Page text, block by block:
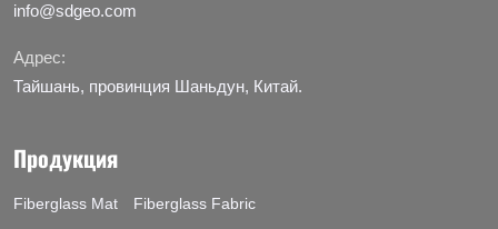
info@sdgeo.com
Адрес:
Тайшань, провинция Шаньдун, Китай.
Продукция
Fiberglass Mat
Fiberglass Fabric